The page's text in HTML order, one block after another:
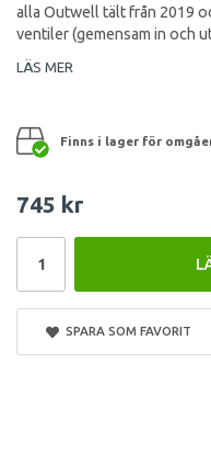
alla Outwell tält från 2019
ventiler (gemensam in och
LÄS MER
Finns i lager för
745 kr
SPARA SOM FAVORIT